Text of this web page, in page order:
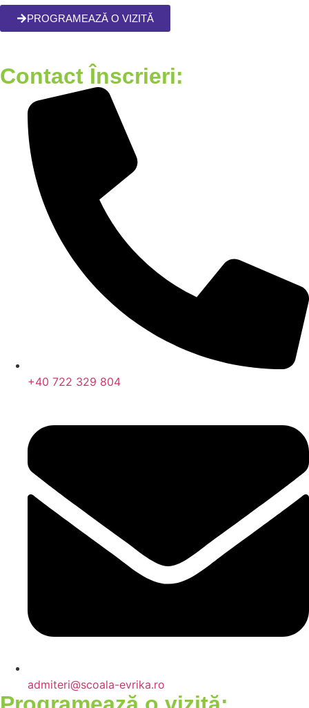
PROGRAMEAZĂ O VIZITĂ
Contact Înscrieri:
+40 722 329 804
admiteri@scoala-evrika.ro